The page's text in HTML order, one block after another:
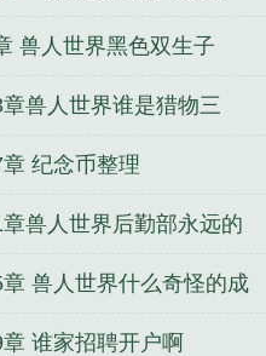
兽人世界黑色双生子
兽人世界谁是猎物三
纪念币整理
兽人世界后勤部永远的
人幼崽
兽人世界什么奇怪的成
谁家招聘开户啊